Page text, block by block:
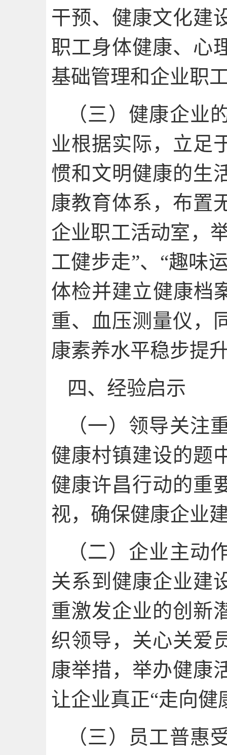
干预、健康文化建
职工身体健康、心
基础管理和企业职
（三）健康企业
业根据实际，立足
惯和文明健康的生
康教育体系，布置
企业职工活动室，
工健步走”、“趣味
体检并建立健康档
重、血压测量仪，
康素养水平稳步提
四、经验启示
（一）领导关注
健康村镇建设的题
健康许昌行动的重
视，确保健康企业
（二）企业主动
关系到健康企业建
重激发企业的创新
织领导，关心关爱
康举措，举办健康
让企业真正“走向健
（三）员工普惠